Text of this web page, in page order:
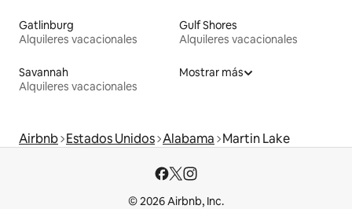
Gatlinburg
Alquileres vacacionales
Gulf Shores
Alquileres vacacionales
Savannah
Alquileres vacacionales
Mostrar más
Airbnb Estados Unidos Alabama Martin Lake
© 2026 Airbnb, Inc.